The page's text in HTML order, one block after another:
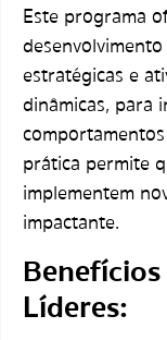
Este programa
estratégicas e
dinâmicas, para
prática permite
implementem
impactante.
Líderes: